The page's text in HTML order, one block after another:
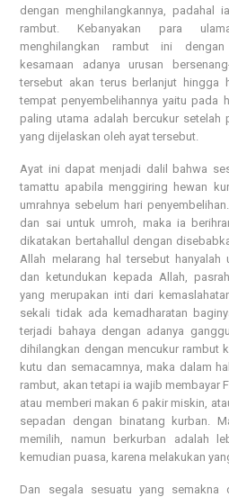
dengan menghilangkannya,
rambut. Kebanyakan para
menghilangkan rambut ini
kesamaan adanya urusan
tersebut akan terus berlanjut hingga
tempat penyembelihannya yaitu pada
paling utama adalah bercukur setelah
yang dijelaskan oleh ayat tersebut.
Ayat ini dapat menjadi dalil bahwa
tamattu apabila menggiring hewan
umrahnya sebelum hari
dan sai untuk umroh, maka ia
dikatakan bertahallul dengan
Allah melarang hal tersebut hanyalah
dan ketundukan kepada Allah,
yang merupakan inti dari
sekali tidak ada kemadharatan
terjadi bahaya dengan adanya
dihilangkan dengan mencukur rambut
kutu dan semacamnya, maka dalam
rambut, akan tetapi ia wajib membayar
atau memberi makan 6 pakir miskin,
sepadan dengan binatang kurban.
memilih, namun berkurban adalah
kemudian puasa, karena melakukan
Dan segala sesuatu yang semakna